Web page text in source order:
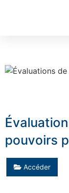
pouvoirs
Accéder